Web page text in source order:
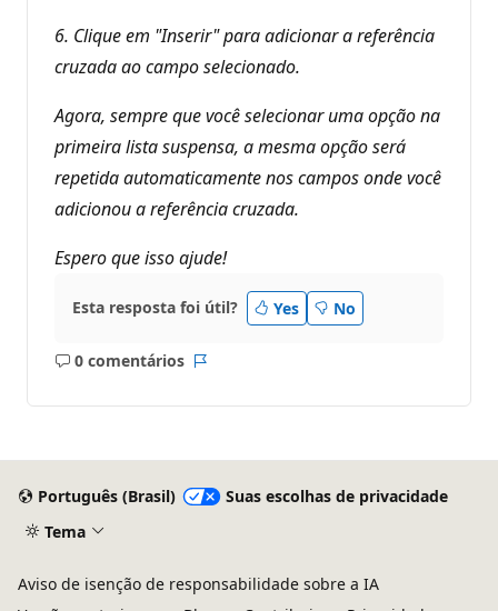
6. Clique em "Inserir" para adicionar a referência
cruzada ao campo selecionado.
Agora, sempre que você selecionar uma opção na
primeira lista suspensa, a mesma opção será
repetida automaticamente nos campos onde você
adicionou a referência cruzada.
Espero que isso ajude!
Esta resposta foi útil? Yes No
0 comentários
Sem
Português (Brasil)
Suas escolhas de privacidade
Tema
Aviso de isenção de responsabilidade sobre a IA